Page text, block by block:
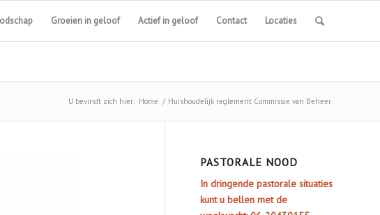
Groeien in geloof Actief in geloof Contact Locaties
U bevindt zich hier: Home / Huishoudelijk reglement Commissie van Beheer
PASTORALE NOOD
In dringende pastorale situaties
kunt u bellen met de